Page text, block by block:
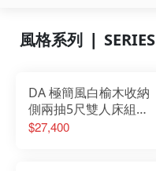
風格系列 ❘ SERIES
DA 極簡風白榆木收納
側兩抽5尺雙人床組搭
配床邊櫃
$27,400